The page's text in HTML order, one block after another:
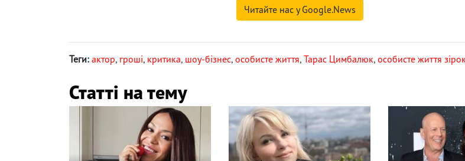
Читайте нас у Google.News
Теги: актор, гроші, критика, шоу-бізнес, особисте життя, Тарас Цимбалюк, особисте життя зірок
Статті на тему